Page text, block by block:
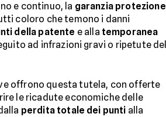
e continuo, la garanzia protezione
coloro che temono i danni
della patente e alla temporanea
ad infrazioni gravi o ripetute del
offrono questa tutela, con offerte
le ricadute economiche delle
perdita totale dei punti alla